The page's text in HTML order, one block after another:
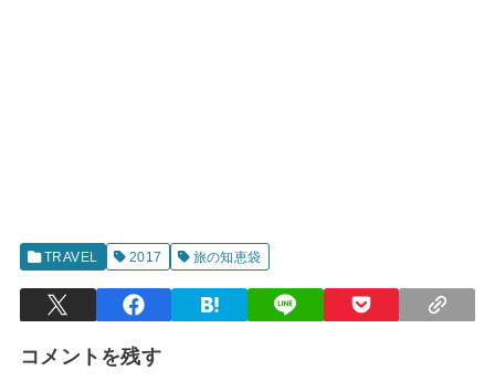
TRAVEL 2017 旅の知恵袋
コメントを残す